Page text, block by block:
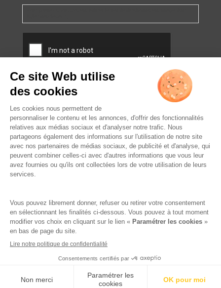
MODÉRATION.
Famille Lafage
RGPD – Politique de confidentialité
Réalisation par AttrapTemps